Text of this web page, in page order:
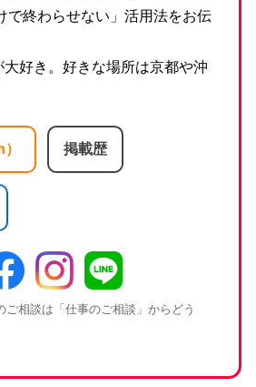
で終わらせない」活用法をお伝
好き。好きな場所は京都や沖
掲載歴
相談は「仕事のご相談」からどう